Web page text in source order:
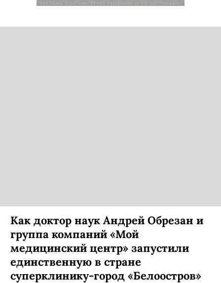
Как доктор наук Андрей Обрезан и
группа компаний «Мой
медицинский центр» запустили
единственную в стране
суперклинику-город «Белоостров»